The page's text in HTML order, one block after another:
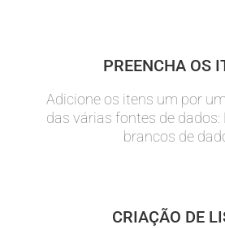
PREENCHA OS
Adicione os itens um por
das várias fontes de dados:
brancos de
CRIAÇÃO DE